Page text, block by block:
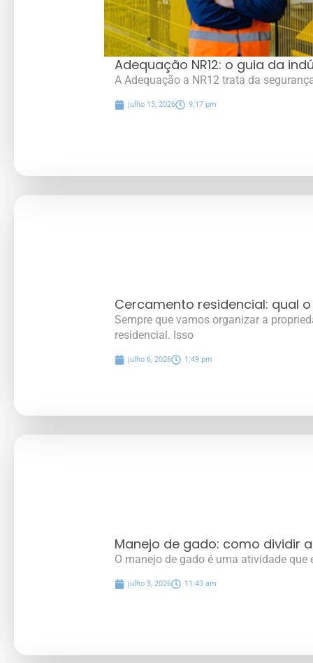
Adequação NR12: o guia da
A Adequação a NR12 trata da
julho 13, 2026 9:17 pm
Cercamento residencial: qual
Sempre que vamos organizar a
residencial. Isso
julho 6, 2026 1:49 pm
Manejo de gado: como dividir
O manejo de gado é uma atividade
julho 3, 2026 11:43 am